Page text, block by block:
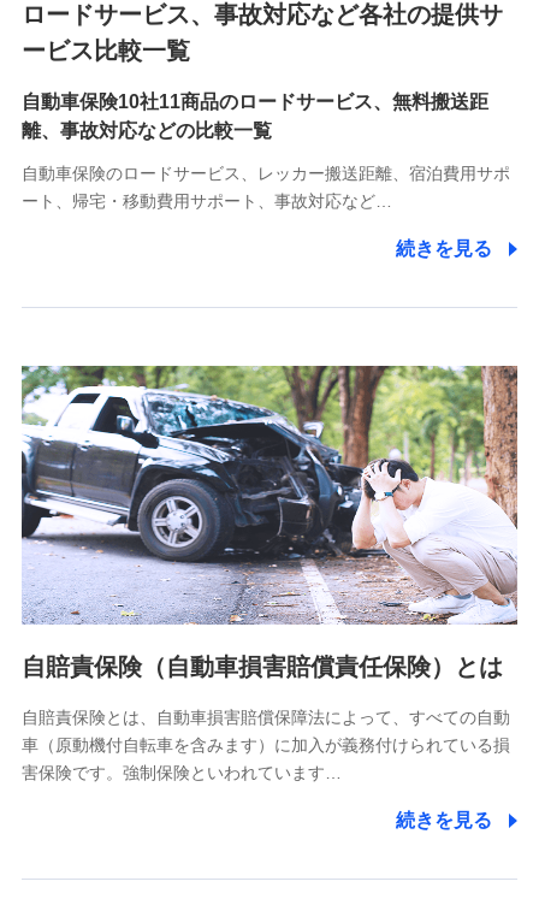
9.お問い合わせ情報
各種お問い合わせに対応するため
10.受託業務の 個人情報
受託業務の遂行およびこれらに準ずる業務の遂行のため
11.マイカー通勤管理クラウド並びに法人向けASPサー
をお送りするため
分析するため
当社の対応品質向上やお問い合わせ内容の正確な把握のため
個人情報保護管理者の職名、連絡先
株式会社ドコモ・インシュアランス 営業部長
〒103-0013 東京都中央区日本橋人形町2-14-10 アーバン
ネット日本橋ビル 3F
株式会社ドコモ・インシュアランス
個人情報の第三者提供について
除き、第三者に提供いたしません。
業務の委託
当社は利用目的の達成に必要な範囲内において個人情報の取
ロードサービス、事故対応など各社の提供サ
ービス比較一覧
自動車保険10社11商品のロードサービス、無料搬送距
離、事故対応などの比較一覧
自動車保険のロードサービス、レッカー搬送距離、宿泊費用サポ
ート、帰宅・移動費用サポート、事故対応など…
続きを見る
自賠責保険（自動車損害賠償責任保険）とは
自賠責保険とは、自動車損害賠償保障法によって、すべての自動
車（原動機付自転車を含みます）に加入が義務付けられている損
害保険です。強制保険といわれています…
続きを見る